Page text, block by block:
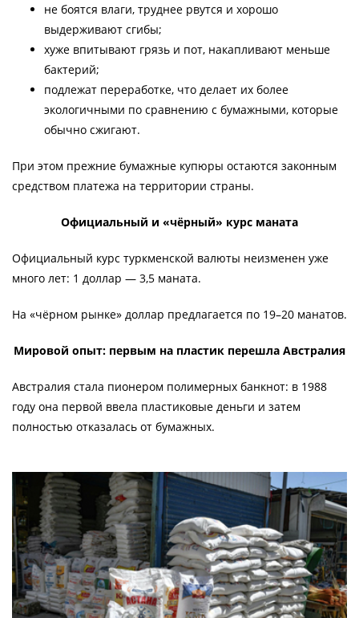
не боятся влаги, труднее рвутся и хорошо
выдерживают сгибы;
хуже впитывают грязь и пот, накапливают меньше
бактерий;
подлежат переработке, что делает их более
экологичными по сравнению с бумажными, которые
обычно сжигают.
При этом прежние бумажные купюры остаются законным
средством платежа на территории страны.
Официальный и «чёрный» курс маната
Официальный курс туркменской валюты неизменен уже
много лет: 1 доллар — 3,5 маната.
На «чёрном рынке» доллар предлагается по 19–20 манатов.
Мировой опыт: первым на пластик перешла Австралия
Австралия стала пионером полимерных банкнот: в 1988
году она первой ввела пластиковые деньги и затем
полностью отказалась от бумажных.